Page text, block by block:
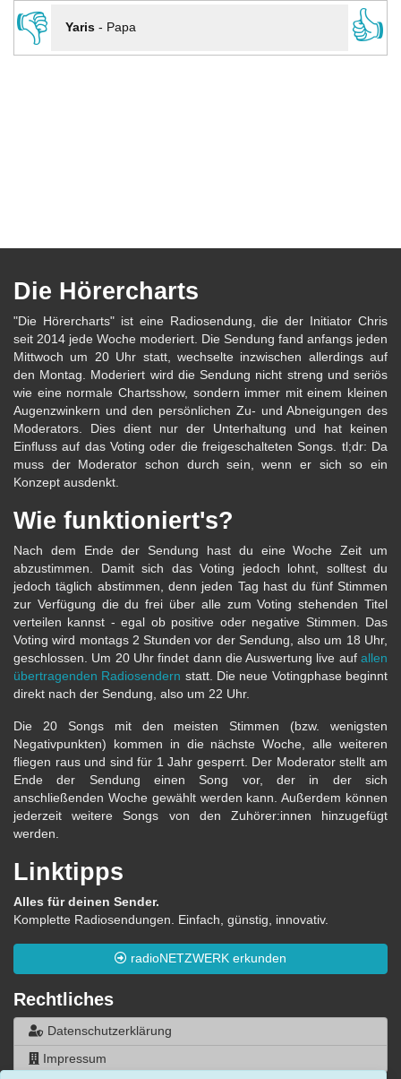
👎
Yaris- Papa 👍
Die Hörercharts
"Die Hörercharts" ist eine Radiosendung, die der Initiator Chris
seit 2014 jede Woche moderiert. Die Sendung fand anfangs jeden
Mittwoch um 20 Uhr statt, wechselte inzwischen allerdings auf
den Montag. Moderiert wird die Sendung nicht streng und seriös
wie eine normale Chartsshow, sondern immer mit einem kleinen
Augenzwinkern und den persönlichen Zu- und Abneigungen des
Moderators. Dies dient nur der Unterhaltung und hat keinen
Einfluss auf das Voting oder die freigeschalteten Songs. tl;dr: Da
muss der Moderator schon durch sein, wenn er sich so ein
Konzept ausdenkt.
Wie funktioniert's?
Nach dem Ende der Sendung hast du eine Woche Zeit um
abzustimmen. Damit sich das Voting jedoch lohnt, solltest du
jedoch täglich abstimmen, denn jeden Tag hast du fünf Stimmen
zur Verfügung die du frei über alle zum Voting stehenden Titel
verteilen kannst - egal ob positive oder negative Stimmen. Das
Voting wird montags 2 Stunden vor der Sendung, also um 18 Uhr,
geschlossen. Um 20 Uhr findet dann die Auswertung live auf allen
übertragenden Radiosendern statt. Die neue Votingphase beginnt
direkt nach der Sendung, also um 22 Uhr.
Die 20 Songs mit den meisten Stimmen (bzw. wenigsten
Negativpunkten) kommen in die nächste Woche, alle weiteren
fliegen raus und sind für 1 Jahr gesperrt. Der Moderator stellt am
Ende der Sendung einen Song vor, der in der sich
anschließenden Woche gewählt werden kann. Außerdem können
jederzeit weitere Songs von den Zuhörer:innen hinzugefügt
werden.
Linktipps
Alles für deinen Sender.
Komplette Radiosendungen. Einfach, günstig, innovativ.
radioNETZWERK erkunden
Rechtliches
Datenschutzerklärung
Impressum